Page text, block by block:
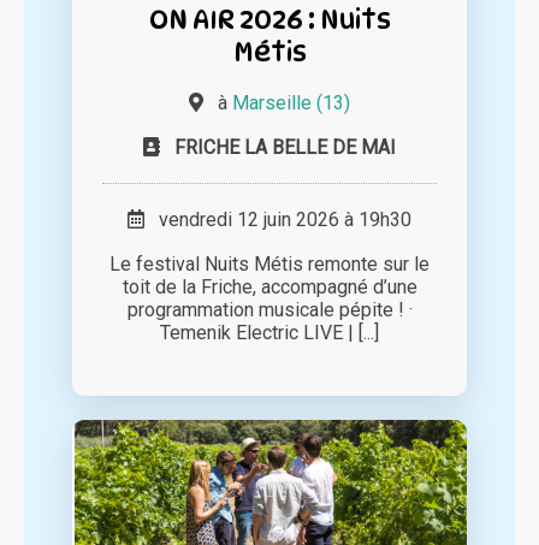
ON AIR 2026 : Nuits
Métis
à Marseille (13)
FRICHE LA BELLE DE MAI
vendredi 12 juin 2026 à 19h30
Le festival Nuits Métis remonte sur le
toit de la Friche, accompagné d’une
programmation musicale pépite ! ·
Temenik Electric LIVE | [...]